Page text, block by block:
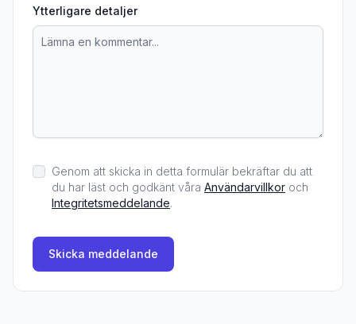
Ytterligare detaljer
Genom att skicka in detta formulär bekräftar du att
du har läst och godkänt våra Användarvillkor och
Integritetsmeddelande.
Skicka meddelande